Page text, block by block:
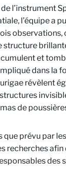
l’instrument
l’équipe a
observations,
et
dans la
révèlent
de
que prévu par
recherches
des